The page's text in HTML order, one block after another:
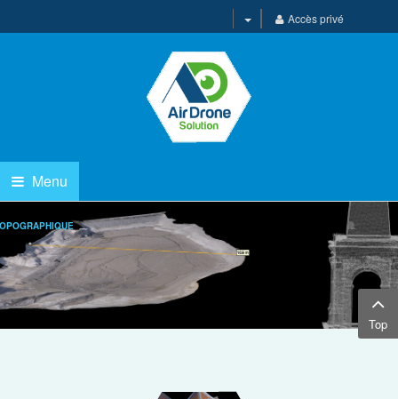
Accès privé
Menu
Top